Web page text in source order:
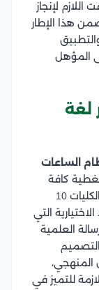
لإنجاز
هذا الإطار
المؤهل
لغة
الساعات
لتغطية كافة
الجوانب المعرفية والبحثية، حيث تخصص الكليات 10
للمواد الاختيارية التي
العلمية
هذا التصميم
المنهجي،
للتميز في